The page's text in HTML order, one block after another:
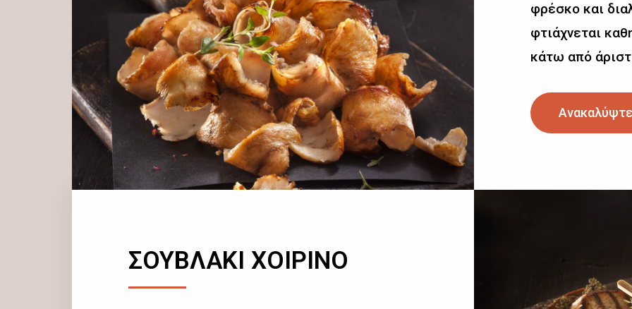
φρέσκο και
φτιάχνεται
κάτω από
ΣΟΥΒΛΑΚΙ ΧΟΙΡΙΝΟ